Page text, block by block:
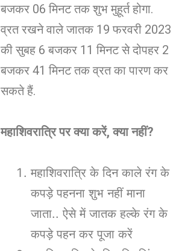
बजकर 06 मिनट तक शुभ मुहूर्त होगा.
व्रत रखने वाले जातक 19 फरवरी 2023
की सुबह 6 बजकर 11 मिनट से दोपहर 2
बजकर 41 मिनट तक व्रत का पारण कर
सकते हैं.
महाशिवरात्रि पर क्या करें,क्या नहीं?
महाशिवरात्रि के दिन काले रंग के
कपड़े पहनना शुभ नहीं माना
जाता.. ऐसे में जातक हल्के रंग के
कपड़े पहन कर पूजा करें